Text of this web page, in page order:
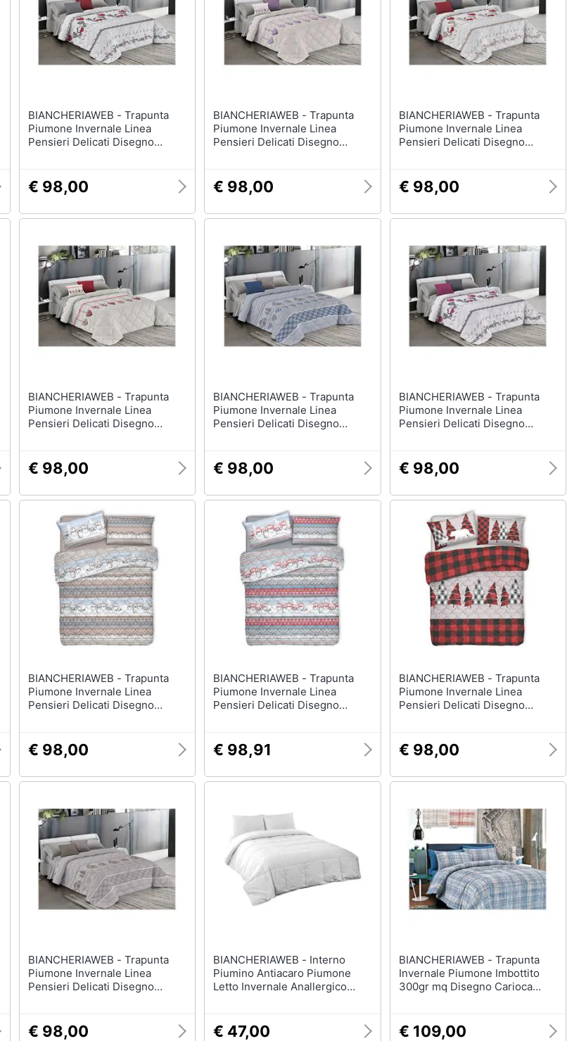
BIANCHERIAWEB - Trapunta
Piumone Invernale Linea
Pensieri Delicati Disegno
€ 98,00
BIANCHERIAWEB - Trapunta
Piumone Invernale Linea
Pensieri Delicati Disegno
€ 98,00
BIANCHERIAWEB - Trapunta
Piumone Invernale Linea
Pensieri Delicati Disegno
€ 98,00
BIANCHERIAWEB - Trapunta
Piumone Invernale Linea
Pensieri Delicati Disegno
€ 98,00
BIANCHERIAWEB - Trapunta
Piumone Invernale Linea
Pensieri Delicati Disegno
€ 98,00
BIANCHERIAWEB - Trapunta
Piumone Invernale Linea
Pensieri Delicati Disegno
€ 98,00
BIANCHERIAWEB - Trapunta
Piumone Invernale Linea
Pensieri Delicati Disegno
€ 98,00
BIANCHERIAWEB - Trapunta
Piumone Invernale Linea
Pensieri Delicati Disegno
€ 98,91
BIANCHERIAWEB - Trapunta
Piumone Invernale Linea
Pensieri Delicati Disegno
€ 98,00
BIANCHERIAWEB - Trapunta
Piumone Invernale Linea
Pensieri Delicati Disegno
€ 98,00
BIANCHERIAWEB - Interno
Piumino Antiacaro Piumone
Letto Invernale Anallergico
€ 47,00
BIANCHERIAWEB - Trapunta
Invernale Piumone Imbottito
300gr mq Disegno Carioca
€ 109,00